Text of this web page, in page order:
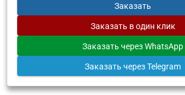
Заказать
Заказать в один клик
Заказать через WhatsApp
Заказать через Telegram